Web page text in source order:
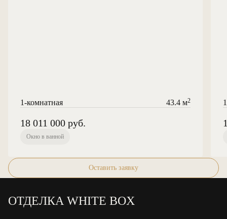
1-комнатная 43.4 м2
18 011 000 руб.
Окно в ванной
Оставить заявку
ОТДЕЛКА WHITE BOX